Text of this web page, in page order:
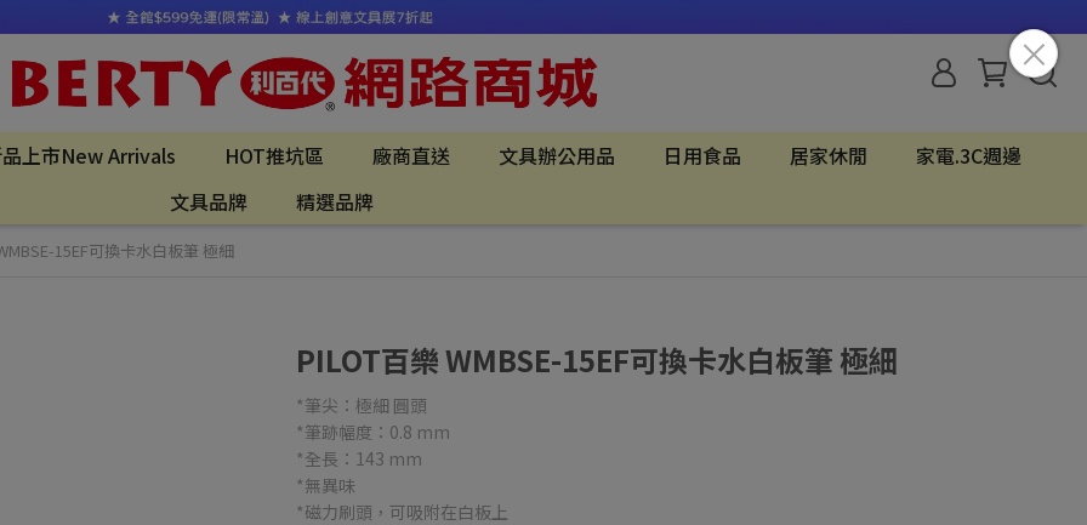
上市New Arrivals HOT推坑區 廠商直送 文具辦公用品 日用食品 居家休閒
家電.3C週邊
文具品牌
精選品牌
15EF可換卡水白板筆 極細
PILOT百樂 WMBSE-15EF可換卡水白板筆 極細
*筆尖：極細 圓頭
*筆跡幅度：0.8 mm
*全長：143 mm
*無異味
*磁力刷頭，可吸附在白板上